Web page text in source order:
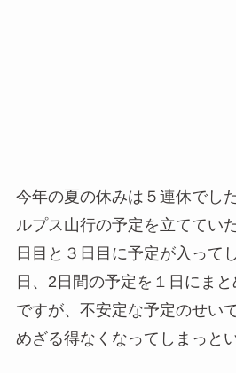
今年の夏の休みは５連休でし
ルプス山行の予定を立ててい
日目と３日目に予定が入って
日、2日間の予定を１日にま
ですが、不安定な予定のせい
めざる得なくなってしまっと